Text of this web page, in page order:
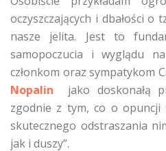
oczyszczających i dbałości o
nasze jelita. Jest to
samopoczucia i wyglądu
członkom oraz sympatykom
Nopalin
jako doskonałą
zgodnie z tym, co o opuncji
skutecznego odstraszania
jak i duszy”.